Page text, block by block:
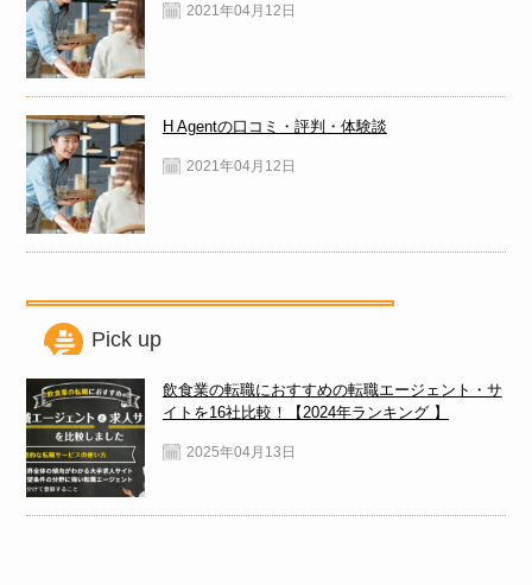
2021年04月12日
H Agentの口コミ・評判・体験談
2021年04月12日
Pick up
飲食業の転職におすすめの転職エージェント・サ
イトを16社比較！【2024年ランキング 】
2025年04月13日